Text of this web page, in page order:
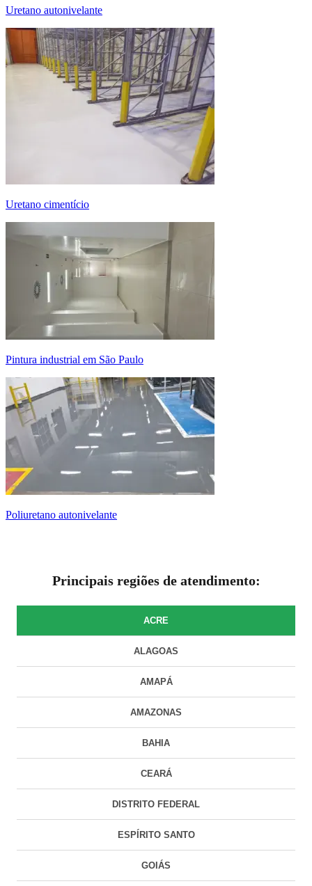
uretano autonivelante
uretano cimentício
pintura industrial em São Paulo
poliuretano autonivelante
Principais regiões de atendimento:
ACRE
ALAGOAS
AMAPÁ
AMAZONAS
BAHIA
CEARÁ
DISTRITO FEDERAL
ESPÍRITO SANTO
GOIÁS